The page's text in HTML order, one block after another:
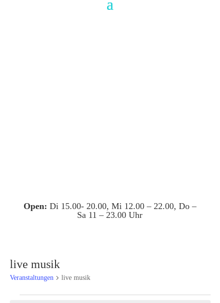
Open: Di 15.00- 20.00, Mi 12.00 – 22.00, Do –
Sa 11 – 23.00 Uhr
live musik
Veranstaltungen live musik